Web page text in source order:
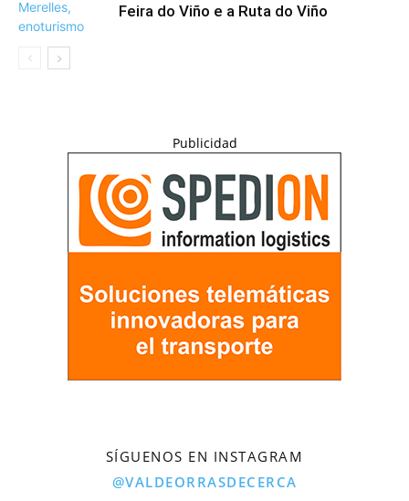
Feira do Viño e a Ruta do Viño
Publicidad
SÍGUENOS EN INSTAGRAM
@VALDEORRASDECERCA